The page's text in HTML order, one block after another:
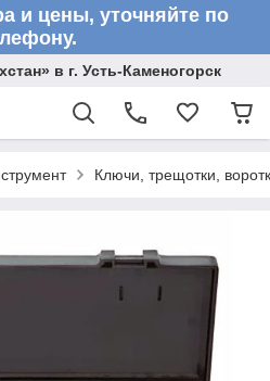
и цены, уточняйте по
в г. Усть-Каменогорск
Ключи, трещотки,